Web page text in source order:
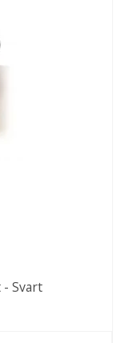
- Svart